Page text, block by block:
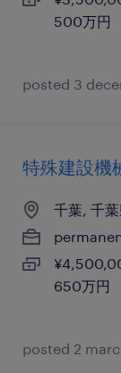
500万円
posted 3
特殊建設機
千葉, 千
650万円
posted 2